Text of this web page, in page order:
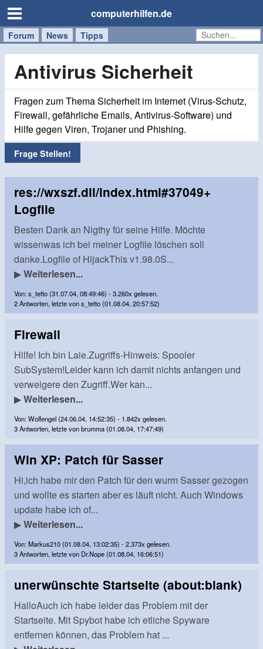
computerhilfen.de
Forum News Tipps
Handy
Windows
Mac
Antivirus Sicherheit
Fragen zum Thema Sicherheit im Internet (Virus-Schutz,
Firewall, gefährliche Emails, Antivirus-Software) und
Hilfe gegen Viren, Trojaner und Phishing.
Frage Stellen!
res://wxszf.dll/index.html#37049+
Logfile
Besten Dank an Nigthy für seine Hilfe. Möchte
wissenwas ich bei meiner Logfile löschen soll
danke.Logfile of HijackThis v1.98.0S...
▶Weiterlesen...
Von: s_tetto (31.07.04, 08:49:46) - 3.260x gelesen.
2 Antworten, letzte von s_tetto (01.08.04, 20:57:52)
Firewall
Hilfe! Ich bin Laie.Zugriffs-Hinweis: Spooler
SubSystem!Leider kann ich damit nichts anfangen und
verweigere den Zugriff.Wer kan...
▶Weiterlesen...
Von: Wolfengel (24.06.04, 14:52:35) - 1.842x gelesen.
3 Antworten, letzte von brumma (01.08.04, 17:47:49)
Win XP: Patch für Sasser
Hi,ich habe mir den Patch für den wurm Sasser gezogen
und wollte es starten aber es läuft nicht. Auch Windows
update habe ich of...
▶Weiterlesen...
Von: Markus210 (01.08.04, 13:02:35) - 2.373x gelesen.
3 Antworten, letzte von Dr.Nope (01.08.04, 16:06:51)
unerwünschte Startseite (about:blank)
HalloAuch ich habe leider das Problem mit der
Startseite. Mit Spybot habe ich etliche Spyware
entfernen können, das Problem hat ...